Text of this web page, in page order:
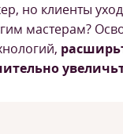
но клиенты
мастерам?